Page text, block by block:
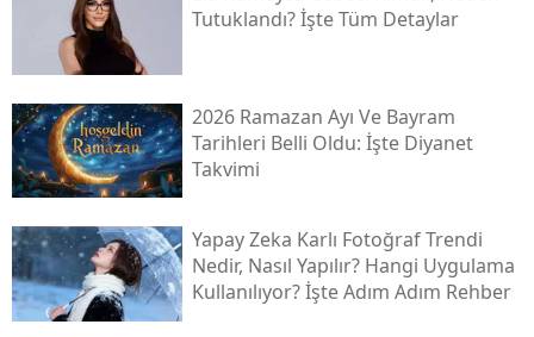
Tutuklandı? İşte Tüm Detaylar
2026 Ramazan Ayı Ve Bayram
Tarihleri Belli Oldu: İşte Diyanet
Takvimi
Yapay Zeka Karlı Fotoğraf Trendi
Nedir, Nasıl Yapılır? Hangi Uygulama
Kullanılıyor? İşte Adım Adım Rehber